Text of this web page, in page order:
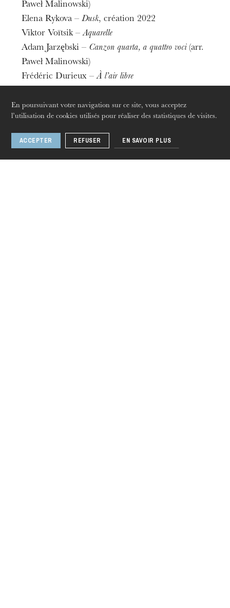
En poursuivant votre navigation sur ce site, vous acceptez
l’utilisation de cookies utilisés pour réaliser des statistiques de visites.
ACCEPTER REFUSER EN SAVOIR PLUS
L’OnR avec vous
Visites de l’Opéra de
Strasbourg
Paweł Malinowski)
Elena Rykova –Dusk, création 2022
Viktor Voïtsik –Aquarelle
Adam Jarzębski – Canzon quarta, a quattro voci (arr.
Paweł Malinowski)
Frédéric Durieux –À l’air libre
Andrey Tsalko –Rhapsodie
Nina Šenk –Po jezeru
Valery Zhivalevsky –Variations sur une chanson
populaire